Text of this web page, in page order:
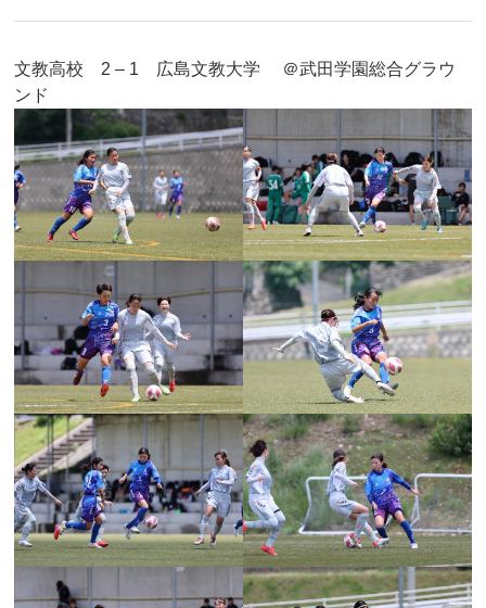
文教高校 2 – 1 広島文教大学 ＠武田学園総合グラウ
ンド